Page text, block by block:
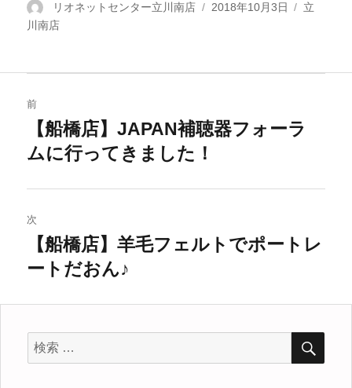
投
稿
リオネットセンター立川南店
投
2018年10月3日
カ
立
川南店
稿
ナ
ビ
ゲ
ー
ン
前
去
稿:
【船橋店】JAPAN補聴器フォーラ
ムに行ってきました！
次
の
【船橋店】羊毛フェルトでポートレ
ートだおん♪
検
索
検